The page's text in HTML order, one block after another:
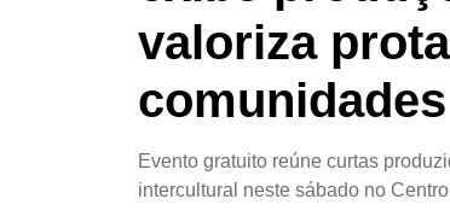
valoriza
Evento gratuito reúne curtas
intercultural neste sábado no Centro